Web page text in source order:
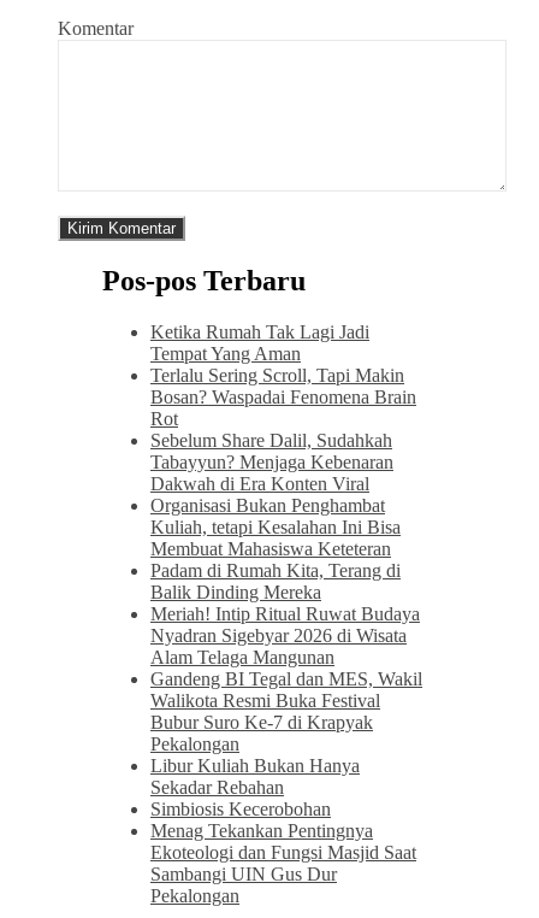
Komentar
Pos-pos Terbaru
Ketika Rumah Tak Lagi Jadi
Tempat Yang Aman
Terlalu Sering Scroll, Tapi Makin
Bosan? Waspadai Fenomena Brain
Rot
Sebelum Share Dalil, Sudahkah
Tabayyun? Menjaga Kebenaran
Dakwah di Era Konten Viral
Organisasi Bukan Penghambat
Kuliah, tetapi Kesalahan Ini Bisa
Membuat Mahasiswa Keteteran
Padam di Rumah Kita, Terang di
Balik Dinding Mereka
Meriah! Intip Ritual Ruwat Budaya
Nyadran Sigebyar 2026 di Wisata
Alam Telaga Mangunan
Gandeng BI Tegal dan MES, Wakil
Walikota Resmi Buka Festival
Bubur Suro Ke-7 di Krapyak
Pekalongan
Libur Kuliah Bukan Hanya
Sekadar Rebahan
Simbiosis Kecerobohan
Menag Tekankan Pentingnya
Ekoteologi dan Fungsi Masjid Saat
Sambangi UIN Gus Dur
Pekalongan